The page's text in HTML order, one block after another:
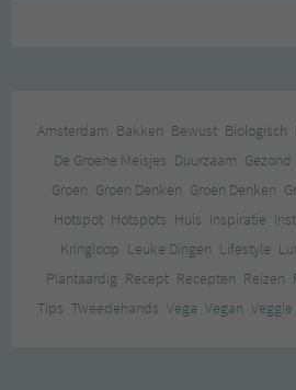
Amsterdam Bakken Bewust Biologisch
De Groene Meisjes Duurzaam Gezond
Groen Groen Denken Groen Denken
Hotspot Hotspots Huis Inspiratie
Kringloop Leuke Dingen Lifestyle
Plantaardig Recept Recepten Reizen
Tips Tweedehands Vega Vegan Veggie